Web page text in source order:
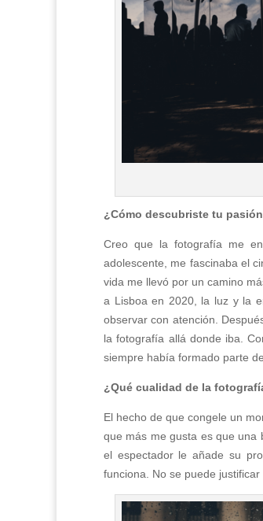
¿Cómo descubriste tu
Creo que la fotografía me
adolescente, me fascinaba el
vida me llevó por un camino
a Lisboa en 2020, la luz y la
observar con atención.
la fotografía allá donde iba.
siempre había formado parte
¿Qué cualidad de la
El hecho de que congele un
que más me gusta es que
el espectador le añade su
funciona. No se puede